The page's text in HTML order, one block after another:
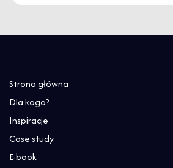
Strona główna
Dla kogo?
Inspiracje
Case study
E-book